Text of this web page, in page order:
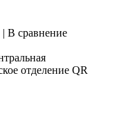
| В сравнение